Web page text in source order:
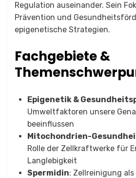
Regulation auseinander. Sein
Prävention und
epigenetische Strategien.
Fachgebiete &
Epigenetik &
Umweltfaktoren unsere
beeinflussen
Mitochondrien-
Rolle der Zellkraftwerke für
Langlebigkeit
Spermidin: Zellreinigung